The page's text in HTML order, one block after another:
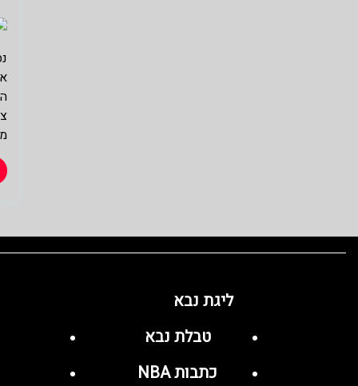
ליגת נבא
טבלת נבא
כתבות NBA